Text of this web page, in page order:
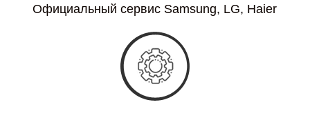
Официальный сервис Samsung, LG, Haier